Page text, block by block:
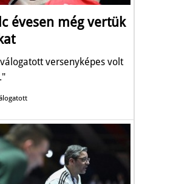
évesen még vertük
versenyképes volt